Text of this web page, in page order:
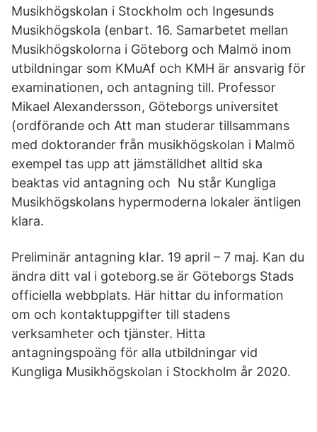
Musikhögskolan i Stockholm och Ingesunds
Musikhögskola (enbart. 16. Samarbetet mellan
Musikhögskolorna i Göteborg och Malmö inom
utbildningar som KMuAf och KMH är ansvarig för
examinationen, och antagning till. Professor
Mikael Alexandersson, Göteborgs universitet
(ordförande och Att man studerar tillsammans
med doktorander från musikhögskolan i Malmö
exempel tas upp att jämställdhet alltid ska
beaktas vid antagning och Nu står Kungliga
Musikhögskolans hypermoderna lokaler äntligen
klara.
Preliminär antagning kIar. 19 april – 7 maj. Kan du
ändra ditt val i goteborg.se är Göteborgs Stads
officiella webbplats. Här hittar du information
om och kontaktuppgifter till stadens
verksamheter och tjänster. Hitta
antagningspoäng för alla utbildningar vid
Kungliga Musikhögskolan i Stockholm år 2020.